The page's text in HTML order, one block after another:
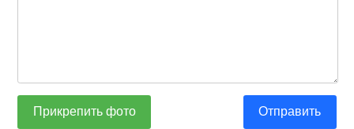
Прикрепить фото Отправить